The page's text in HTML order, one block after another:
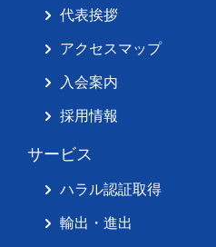
代表挨拶
アクセスマップ
入会案内
採用情報
サービス
ハラル認証取得
輸出・進出